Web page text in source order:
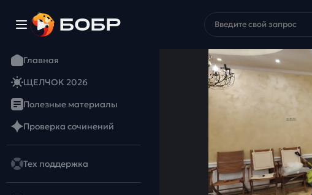
Главная
ЩЕЛЧОК 2026
Полезные материалы
Проверка сочинений
Тех поддержка